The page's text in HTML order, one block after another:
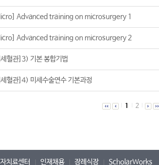
Advanced training on microsurgery 1
Advanced training on microsurgery 2
세혈관]3) 기본 봉합기법
세혈관]4) 미세수술연수 기본과정
1 2
치료센터 인재채용 장례식장 ScholarWorks